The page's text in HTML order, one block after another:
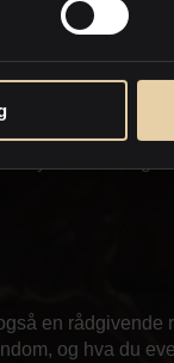
en
de
siden du
statistisk
en rådgivende
og hva du